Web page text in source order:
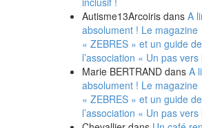
Autisme13Arcoirisdans A
absolument ! Le magazine
« ZEBRES » et un guide de
l’association « Un pas vers
Marie BERTRANDdans A
absolument ! Le magazine
« ZEBRES » et un guide de
l’association « Un pas vers